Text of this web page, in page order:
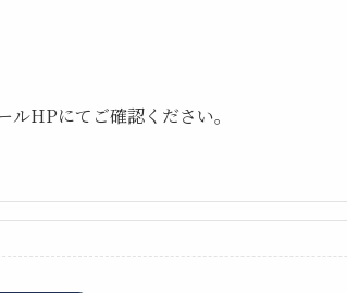
ルHPにてご確認ください。